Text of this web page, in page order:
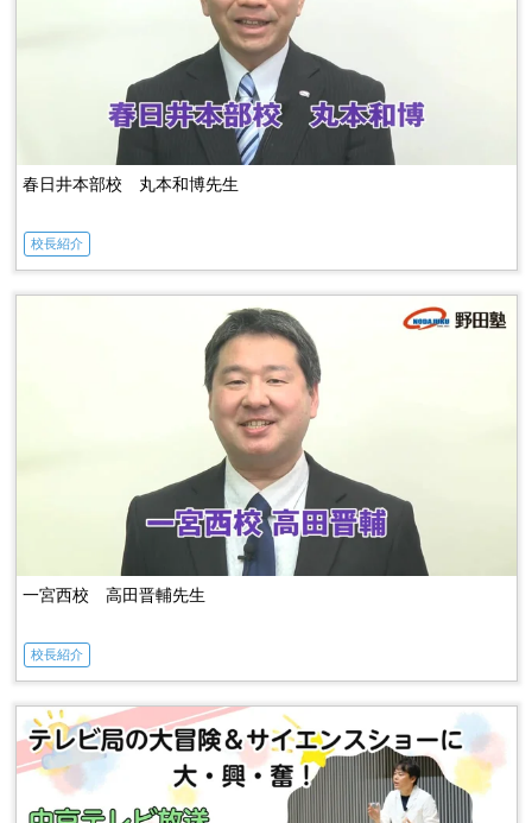
校長紹介
春日井本部校 丸本和博先生
校長紹介
一宮西校 高田晋輔先生